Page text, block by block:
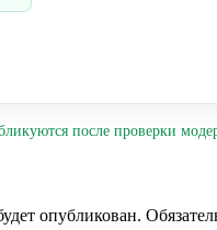
после проверки
опубликован.